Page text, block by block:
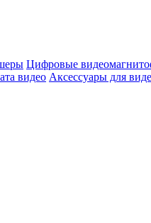
Цифровые
видео Аксессуары для